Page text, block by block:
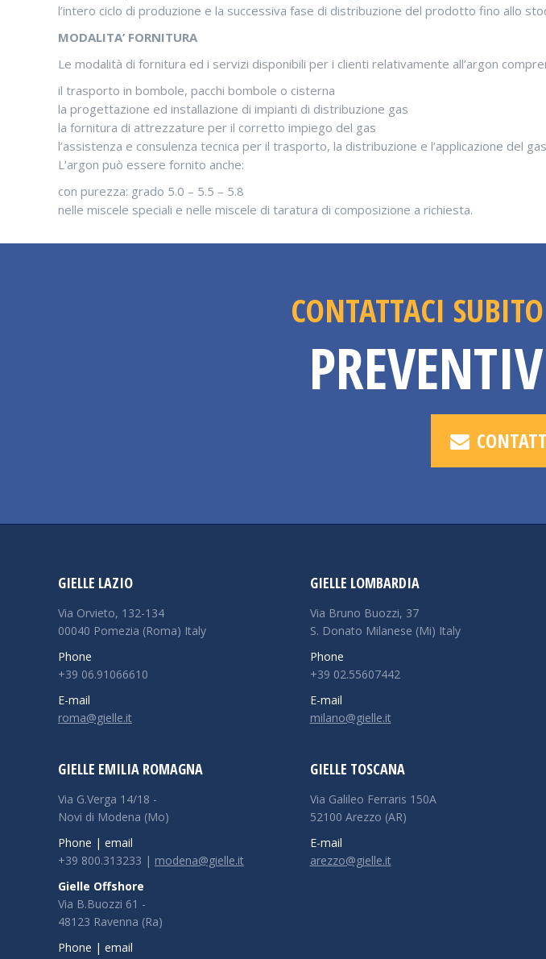
l’intero ciclo di produzione e la successiva fase di distribuzione del prodotto fino allo
MODALITA’ FORNITURA
Le modalità di fornitura ed i servizi disponibili per i clienti relativamente all’argon
il trasporto in bombole, pacchi bombole o cisterna
la progettazione ed installazione di impianti di distribuzione gas
la fornitura di attrezzature per il corretto impiego del gas
l’assistenza e consulenza tecnica per il trasporto, la distribuzione e l’applicazione del
L’argon può essere fornito anche:
con purezza: grado 5.0 – 5.5 – 5.8
nelle miscele speciali e nelle miscele di taratura di composizione a richiesta.
CONTATTACI
GIELLE LAZIO
Via Orvieto, 132-134
00040 Pomezia (Roma) Italy
Phone
+39 06.91066610
E-mail
roma@gielle.it
GIELLE LOMBARDIA
Via Bruno Buozzi, 37
S. Donato Milanese (Mi) Italy
Phone
+39 02.55607442
E-mail
milano@gielle.it
GIELLE EMILIA ROMAGNA
Via G.Verga 14/18 -
Novi di Modena (Mo)
Phone | email
+39 800.313233 | modena@gielle.it
Gielle Offshore
Via B.Buozzi 61 -
48123 Ravenna (Ra)
Phone | email
GIELLE TOSCANA
Via Galileo Ferraris 150A
52100 Arezzo (AR)
E-mail
arezzo@gielle.it